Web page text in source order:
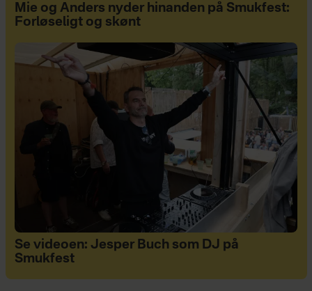
Mie og Anders nyder hinanden på Smukfest:
Forløseligt og skønt
Se videoen: Jesper Buch som DJ på
Smukfest